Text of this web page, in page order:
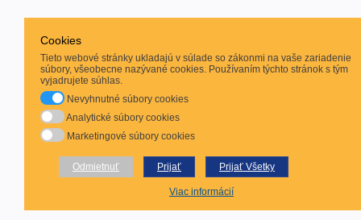
Cookies
Tieto webové stránky ukladajú v súlade so zákonmi na vaše zariadenie
súbory, všeobecne nazývané cookies. Používaním týchto stránok s tým
vyjadrujete súhlas.
Nevyhnutné súbory cookies
Analytické súbory cookies
Marketingové súbory cookies
Odmietnuť Prijať Prijať Všetky
Viac informácií